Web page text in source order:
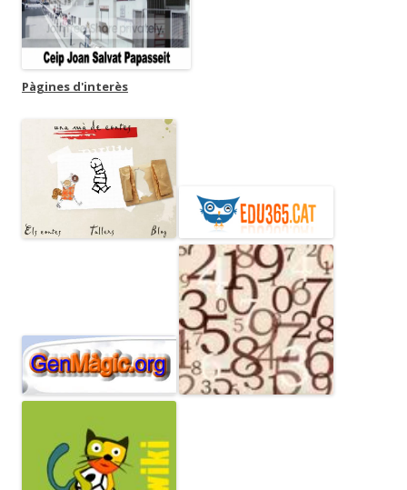
Pàgines d'interès